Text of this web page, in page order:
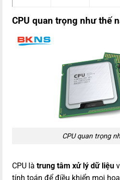
CPU quan trọng như thế
CPU quan trọng
CPU là trung tâm xử lý dữ liệu
tính toán để điều khiển mọi